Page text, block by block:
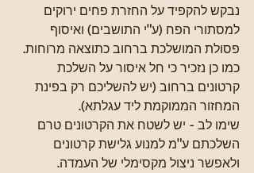
נבקש להקפיד על החזרת פחים ירוקים
למסתורי הפח (ע"י התושבים) ואיסוף
פסולת המושלכת ברחוב כתוצאה מרוחות.
כמו כן נזכיר כי חל איסור על השלכת
קרטונים ברחוב (יש להשליכם רק בפינת
המחזור הממוקמת ליד עגלתא).
שימו לב - יש לשטח את הקרטונים טרם
השלכתם ע"מ למנוע גלישת קרטונים
ולאפשר ניצול מקסימלי של העמדה.